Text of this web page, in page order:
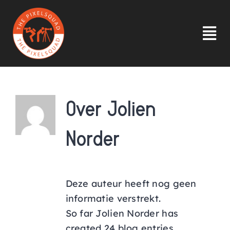
naar
inhoud
Over Jolien
Norder
Deze auteur heeft nog geen
informatie verstrekt.
So far Jolien Norder has